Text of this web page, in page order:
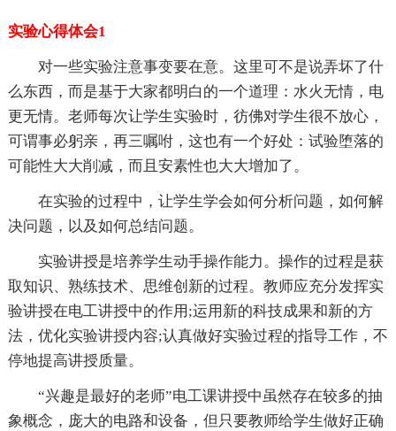
实验心得体会1
对一些实验注意事变要在意。这里可不是说弄坏了什
么东西，而是基于大家都明白的一个道理：水火无情，电
更无情。老师每次让学生实验时，彷佛对学生很不放心，
可谓事必躬亲，再三嘱咐，这也有一个好处：试验堕落的
可能性大大削减，而且安素性也大大增加了。
在实验的过程中，让学生学会如何分析问题，如何解
决问题，以及如何总结问题。
实验讲授是培养学生动手操作能力。操作的过程是获
取知识、熟练技术、思维创新的过程。教师应充分发挥实
验讲授在电工讲授中的作用;运用新的科技成果和新的方
法，优化实验讲授内容;认真做好实验过程的指导工作，不
停地提高讲授质量。
“兴趣是最好的老师”电工课讲授中虽然存在较多的抽
象概念，庞大的电路和设备，但只要教师给学生做好正确